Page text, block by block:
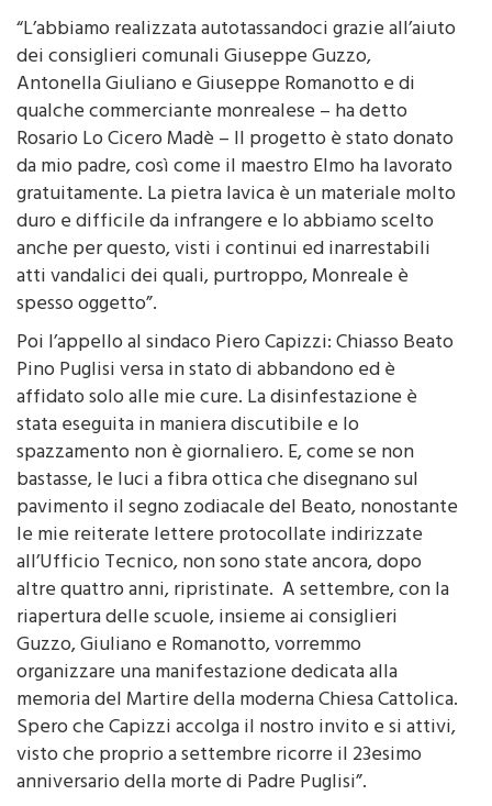
di Camastra, proprio nei laboratori del maestro.
“L’abbiamo realizzata autotassandoci grazie all’aiuto
dei consiglieri comunali Giuseppe Guzzo,
Antonella Giuliano e Giuseppe Romanotto e di
qualche commerciante monrealese – ha detto
Rosario Lo Cicero Madè – Il progetto è stato donato
da mio padre, così come il maestro Elmo ha lavorato
gratuitamente. La pietra lavica è un materiale molto
duro e difficile da infrangere e lo abbiamo scelto
anche per questo, visti i continui ed inarrestabili
atti vandalici dei quali, purtroppo, Monreale è
spesso oggetto”.
Poi l’appello al sindaco Piero Capizzi: Chiasso Beato
Pino Puglisi versa in stato di abbandono ed è
affidato solo alle mie cure. La disinfestazione è
stata eseguita in maniera discutibile e lo
spazzamento non è giornaliero. E, come se non
bastasse, le luci a fibra ottica che disegnano sul
pavimento il segno zodiacale del Beato, nonostante
le mie reiterate lettere protocollate indirizzate
all’Ufficio Tecnico, non sono state ancora, dopo
altre quattro anni, ripristinate. A settembre, con la
riapertura delle scuole, insieme ai consiglieri
Guzzo, Giuliano e Romanotto, vorremmo
organizzare una manifestazione dedicata alla
memoria del Martire della moderna Chiesa Cattolica.
Spero che Capizzi accolga il nostro invito e si attivi,
visto che proprio a settembre ricorre il 23esimo